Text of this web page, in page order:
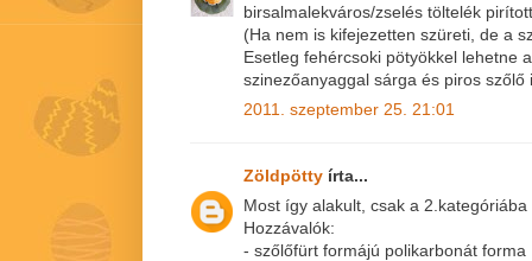
birsalmalekváros/zselés töltelék
(Ha nem is kifejezetten szüreti, de a
Esetleg fehércsoki pötyökkel lehetne
szinezőanyaggal sárga és piros szőlő
2011. szeptember 25. 21:01
Zöldpötty írta...
Most így alakult, csak a 2.kategóriába
Hozzávalók:
- szőlőfürt formájú polikarbonát forma